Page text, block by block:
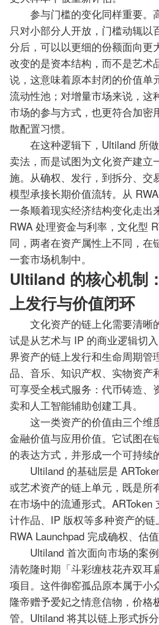
参与门槛的变化同样重要。
只对小部分人开放，门槛动辄以
分后，可以以更细的份额面向更
改变的是资本结构，而不是艺术
说，这意味着原本封闭的价值单
流动性池；对增量市场来说，这
市场的参与方式，也更符合加密
散配置习惯。
在这种逻辑下，Ultiland 所
卖法，而是试图为文化资产建立
施。从确权、发行，到拆分、交
模型承接长期价值流转。从
一条顺着现实经济结构变化走出
RWA 处理资金与利率，文化型
同，两者在资产属性上不同，在
一套市场机制中。
Ultiland 的核心机制
上发行与价值闭环
文化资产的链上化需要清晰
试是从艺术与 IP 的商业逻辑切
界资产的链上发行和生命周期管
品、音乐、知识产权、实物资产
可享受全栈式服务：代币铸造、
卖和人工智能辅助创建工具。
这一类资产的价值由三个维
金融价值与应用价值。它试图在
的表达方式，并形成一个可持续
Ultiland 的基础层是
或艺术资产的链上单元，既是所
在市场中的流通形式。ARToken
计作品、IP 版权等多种资产的
RWA Launchpad 完成确权、估
Ultiland 首次面向市场的案
清乾隆时期「斗彩缠枝花卉双耳
项目。这件御窑孤品原本属于小
隆帝赠予爱妃之情意信物，价格
管。Ultiland 将其以链上形式拆